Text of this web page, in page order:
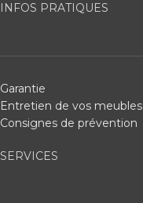
INFOS PRATIQUES
Garantie
Entretien de vos meubles
Consignes de prévention
SERVICES